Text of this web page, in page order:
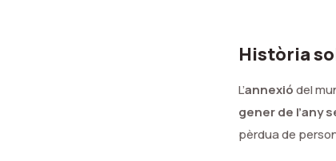
Història
L’annexiódel
gener de l’any
pèrdua de